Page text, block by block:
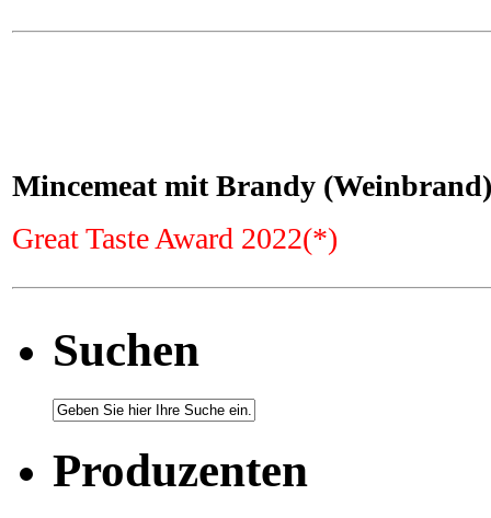
Mincemeat mit Brandy
Great Taste Award 2022(*)
Suchen
Produzenten